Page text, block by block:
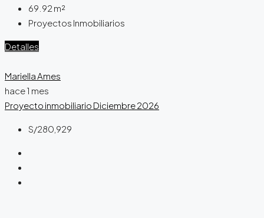
69.92 m²
Proyectos Inmobiliarios
Detalles
Mariella Ames
hace 1 mes
Proyecto inmobiliario Diciembre 2026
S/280,929